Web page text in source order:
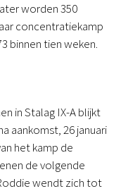
worden 350
concentratiekamp
binnen tien weken.
in Stalag IX-A blijkt
aankomst, 26 januari
het kamp de
de volgende
wendt zich tot